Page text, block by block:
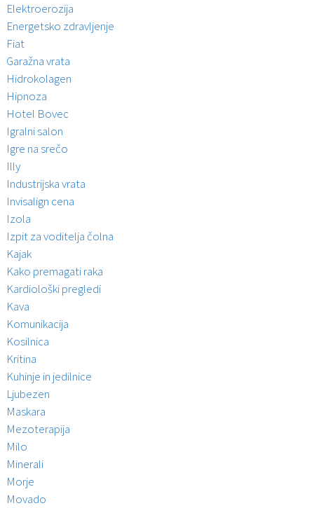
Elektroerozija
Energetsko zdravljenje
Fiat
Garažna vrata
Hidrokolagen
Hipnoza
Hotel Bovec
Igralni salon
Igre na srečo
Illy
Industrijska vrata
Invisalign cena
Izola
Izpit za voditelja čolna
Kajak
Kako premagati raka
Kardiološki pregledi
Kava
Komunikacija
Kosilnica
Kritina
Kuhinje in jedilnice
Ljubezen
Maskara
Mezoterapija
Milo
Minerali
Morje
Movado